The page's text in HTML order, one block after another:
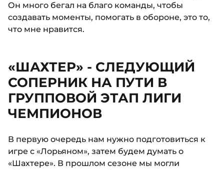
Он много бегал на благо команды, чтобы
создавать моменты, помогать в обороне, это то,
что мне нравится.
«ШАХТЕР» - СЛЕДУЮЩИЙ
СОПЕРНИК НА ПУТИ В
ГРУППОВОЙ ЭТАП ЛИГИ
ЧЕМПИОНОВ
В первую очередь нам нужно подготовиться к
игре с «Лорьяном», затем будем думать о
«Шахтере». В прошлом сезоне мы могли